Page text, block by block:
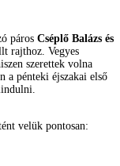
páros Cséplő Balázs és
rajthoz. Vegyes
szerettek volna
a pénteki éjszakai első
velük pontosan: